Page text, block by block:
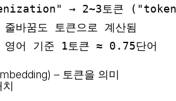
→ 2~3토큰
바꿈도 토큰으로 계산됨
– 토큰을 의미